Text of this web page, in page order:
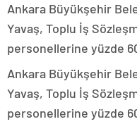
Ankara Büyükşehir
Yavaş, Toplu İş
personellerine yüzde
Ankara Büyükşehir
Yavaş, Toplu İş
personellerine yüzde